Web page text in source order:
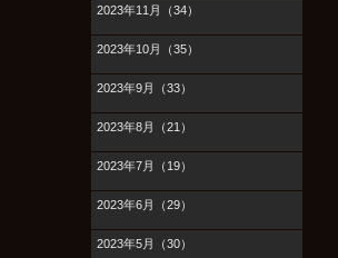
2023年11月（34）
2023年10月（35）
2023年9月（33）
2023年8月（21）
2023年7月（19）
2023年6月（29）
2023年5月（30）